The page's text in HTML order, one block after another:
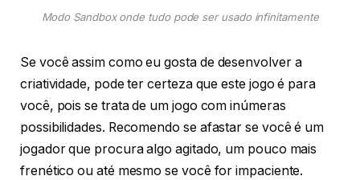
Modo Sandbox onde tudo pode ser usado infinitamente
Se você assim como eu gosta de desenvolver a
criatividade, pode ter certeza que este jogo é para
você, pois se trata de um jogo com inúmeras
possibilidades. Recomendo se afastar se você é um
jogador que procura algo agitado, um pouco mais
frenético ou até mesmo se você for impaciente.